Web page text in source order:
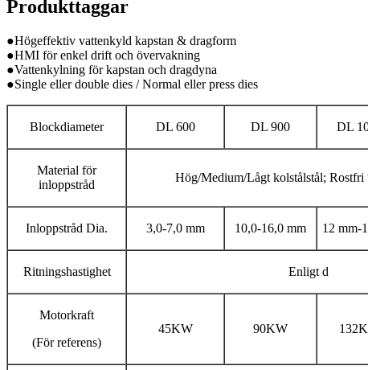
Produkttaggar
●Högeffektiv vattenkyld kapstan & dragform
●HMI för enkel drift och övervakning
●Vattenkylning för kapstan och dragdyna
●Single eller double dies / Normal eller press dies
Blockdiameter DL 600 DL 900 DL
Material för
inloppstråd
Hög/Medium/Lågt kolstålstål; Rostfri
Inloppstråd Dia. 3,0-7,0 mm 10,0-16,0 mm 12 mm-
Ritningshastighet Enligt d
Motorkraft
(För referens)
45KW 90KW